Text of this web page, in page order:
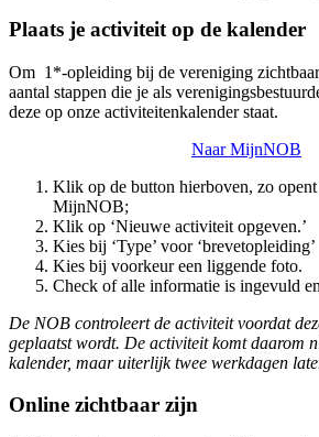
Plaats je activiteit op de kalender
Om 1*-opleiding bij de vereniging
aantal stappen die je als
deze op onze activiteitenkalender staat.
Naar MijnNOB
Klik op de button hierboven, zo
MijnNOB;
Klik op ‘Nieuwe activiteit opgeven.’
Kies bij ‘Type’ voor ‘brevetopleiding’
Kies bij voorkeur een liggende foto.
Check of alle informatie is ingevuld
De NOB controleert de activiteit voordat
geplaatst wordt. De activiteit komt daarom
kalender, maar uiterlijk twee werkdagen
Online zichtbaar zijn